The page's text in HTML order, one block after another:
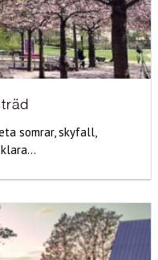
somrar, skyfall,